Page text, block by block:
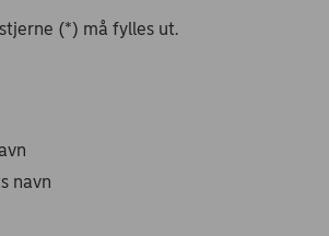
(*) må fylles ut.
navn